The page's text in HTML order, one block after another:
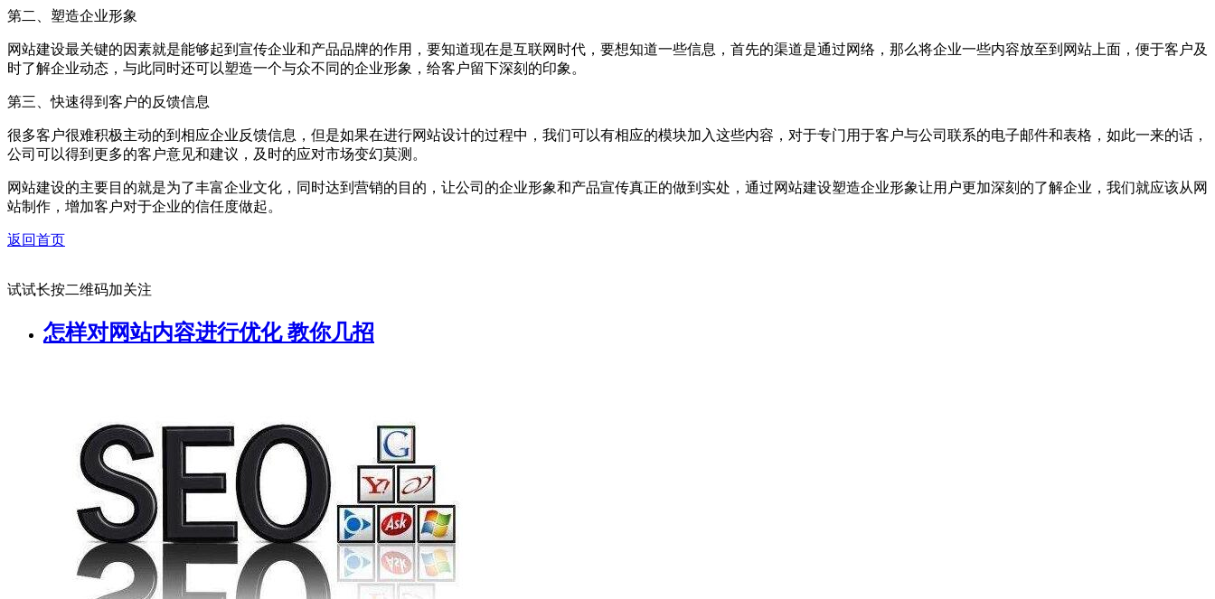
第二、塑造企业形象
网站建设最关键的因素就是能够起到宣传企业和产品品牌的作用，要知道现在是互联网时代，要想知道一些信息，首先的渠道是通过网络，那么将企业一些内容放至到网站上面，便于客户及
时了解企业动态，与此同时还可以塑造一个与众不同的企业形象，给客户留下深刻的印象。
第三、快速得到客户的反馈信息
很多客户很难积极主动的到相应企业反馈信息，但是如果在进行网站设计的过程中，我们可以有相应的模块加入这些内容，对于专门用于客户与公司联系的电子邮件和表格，如此一来的话，
公司可以得到更多的客户意见和建议，及时的应对市场变幻莫测。
网站建设的主要目的就是为了丰富企业文化，同时达到营销的目的，让公司的企业形象和产品宣传真正的做到实处，通过网站建设塑造企业形象让用户更加深刻的了解企业，我们就应该从网
站制作，增加客户对于企业的信任度做起。
返回首页
试试长按二维码加关注
怎样对网站内容进行优化 教你几招